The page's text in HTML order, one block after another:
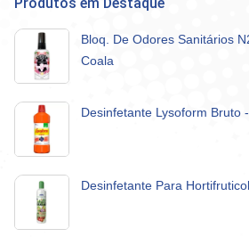
Bloq. De Odores Sanitários
Coala
Desinfetante Lysoform Bruto
Desinfetante Para